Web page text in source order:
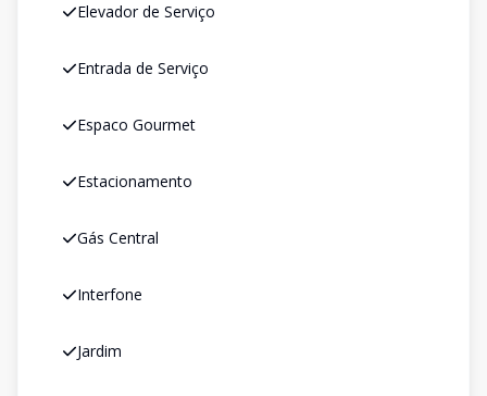
Elevador de Serviço
Entrada de Serviço
Espaco Gourmet
Estacionamento
Gás Central
Interfone
Jardim